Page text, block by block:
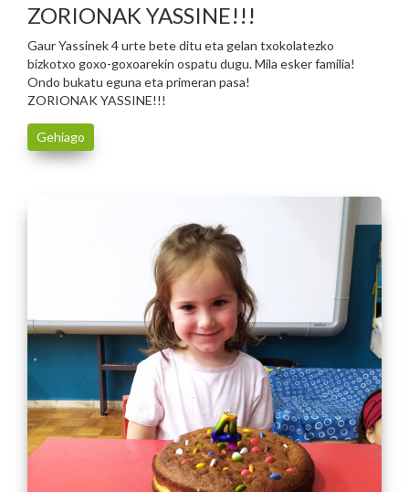
ZORIONAK YASSINE!!!
Gaur Yassinek 4 urte bete ditu eta gelan txokolatezko
bizkotxo goxo-goxoarekin ospatu dugu. Mila esker familia!
Ondo bukatu eguna eta primeran pasa!
ZORIONAK YASSINE!!!
Gehiago